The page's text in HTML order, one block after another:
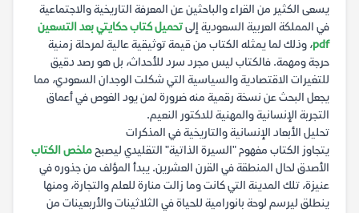
يسعى الكثير من القراء والباحثين عن المعرفة التاريخية والاجتماعية
في المملكة العربية السعودية إلىتحميل كتاب حكايتي بعد التسعين
pdf، وذلك لما يمثله الكتاب من قيمة توثيقية عالية لمرحلة زمنية
حرجة ومهمة. فالكتاب ليس مجرد سرد للأحداث، بل هو رصد دقيق
للتغيرات الاقتصادية والسياسية التي شكلت الوجدان السعودي، مما
يجعل البحث عن نسخة رقمية منه ضرورة لمن يود الغوص في أعماق
التجربة الإنسانية والمهنية للدكتور النعيم.
تحليل الأبعاد الإنسانية والتاريخية في المذكرات
يتجاوز الكتاب مفهوم "السيرة الذاتية" التقليدي ليصبحملخص الكتاب
الأصدق لحال المنطقة في القرن العشرين. يبدأ المؤلف من جذوره في
عنيزة، تلك المدينة التي كانت وما زالت منارة للعلم والتجارة، ومنها
ينطلق ليرسم لوحة بانورامية للحياة في الثلاثينات والأربعينات من